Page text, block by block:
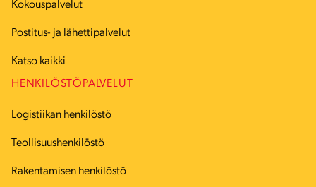
Kokouspalvelut
Postitus- ja lähettipalvelut
Katso kaikki
HENKILÖSTÖPALVELUT
Logistiikan henkilöstö
Teollisuushenkilöstö
Rakentamisen henkilöstö